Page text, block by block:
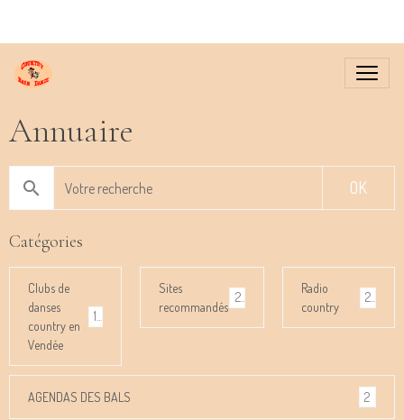
Annuaire
OK
Catégories
Clubs de
danses
country en
Vendée
Sites
recommandés
Radio
country
AGENDAS DES BALS 2